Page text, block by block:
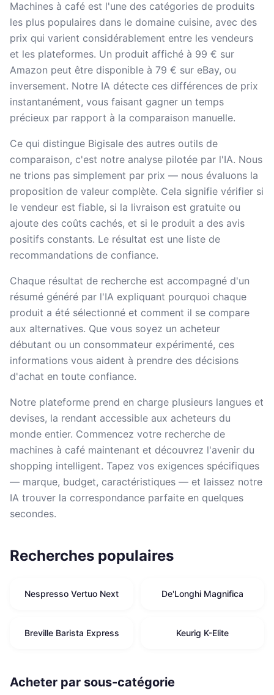
Machines à café est l'une des catégories de produits
les plus populaires dans le domaine cuisine, avec des
prix qui varient considérablement entre les vendeurs
et les plateformes. Un produit affiché à 99 € sur
Amazon peut être disponible à 79 € sur eBay, ou
inversement. Notre IA détecte ces différences de prix
instantanément, vous faisant gagner un temps
précieux par rapport à la comparaison manuelle.
Ce qui distingue Bigisale des autres outils de
comparaison, c'est notre analyse pilotée par l'IA. Nous
ne trions pas simplement par prix — nous évaluons la
proposition de valeur complète. Cela signifie vérifier si
le vendeur est fiable, si la livraison est gratuite ou
ajoute des coûts cachés, et si le produit a des avis
positifs constants. Le résultat est une liste de
recommandations de confiance.
Chaque résultat de recherche est accompagné d'un
résumé généré par l'IA expliquant pourquoi chaque
produit a été sélectionné et comment il se compare
aux alternatives. Que vous soyez un acheteur
débutant ou un consommateur expérimenté, ces
informations vous aident à prendre des décisions
d'achat en toute confiance.
Notre plateforme prend en charge plusieurs langues et
devises, la rendant accessible aux acheteurs du
monde entier. Commencez votre recherche de
machines à café maintenant et découvrez l'avenir du
shopping intelligent. Tapez vos exigences spécifiques
— marque, budget, caractéristiques — et laissez notre
IA trouver la correspondance parfaite en quelques
secondes.
Recherches populaires
Nespresso Vertuo Next De'Longhi Magnifica
Breville Barista Express Keurig K-Elite
Acheter par sous-catégorie